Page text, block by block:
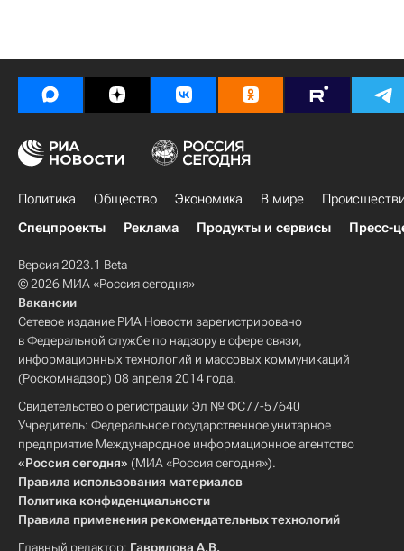
Политика Общество Экономика В мире
Спецпроекты
Реклама Продукты и сервисы Пресс-
Версия 2023.1 Beta
© 2026 МИА «Россия сегодня»
Вакансии
Сетевое издание РИА Новости зарегистрировано
в Федеральной службе по надзору в сфере связи,
информационных технологий и массовых коммуникаций
(Роскомнадзор) 08 апреля 2014 года.
Свидетельство о регистрации Эл № ФС77-57640
Учредитель: Федеральное государственное унитарное
предприятие Международное информационное агентство
«Россия сегодня» (МИА «Россия сегодня»).
Правила использования материалов
Политика конфиденциальности
Правила применения рекомендательных технологий
Главный редактор: Гаврилова А.В.